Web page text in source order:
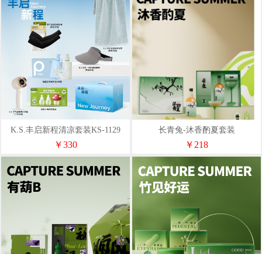
K.S.丰启新程清凉套装KS-1129
￥330
长青兔-沐香酌夏套装
￥218